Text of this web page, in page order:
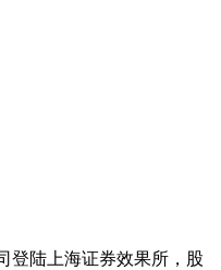
登陆上海证券效果所，股